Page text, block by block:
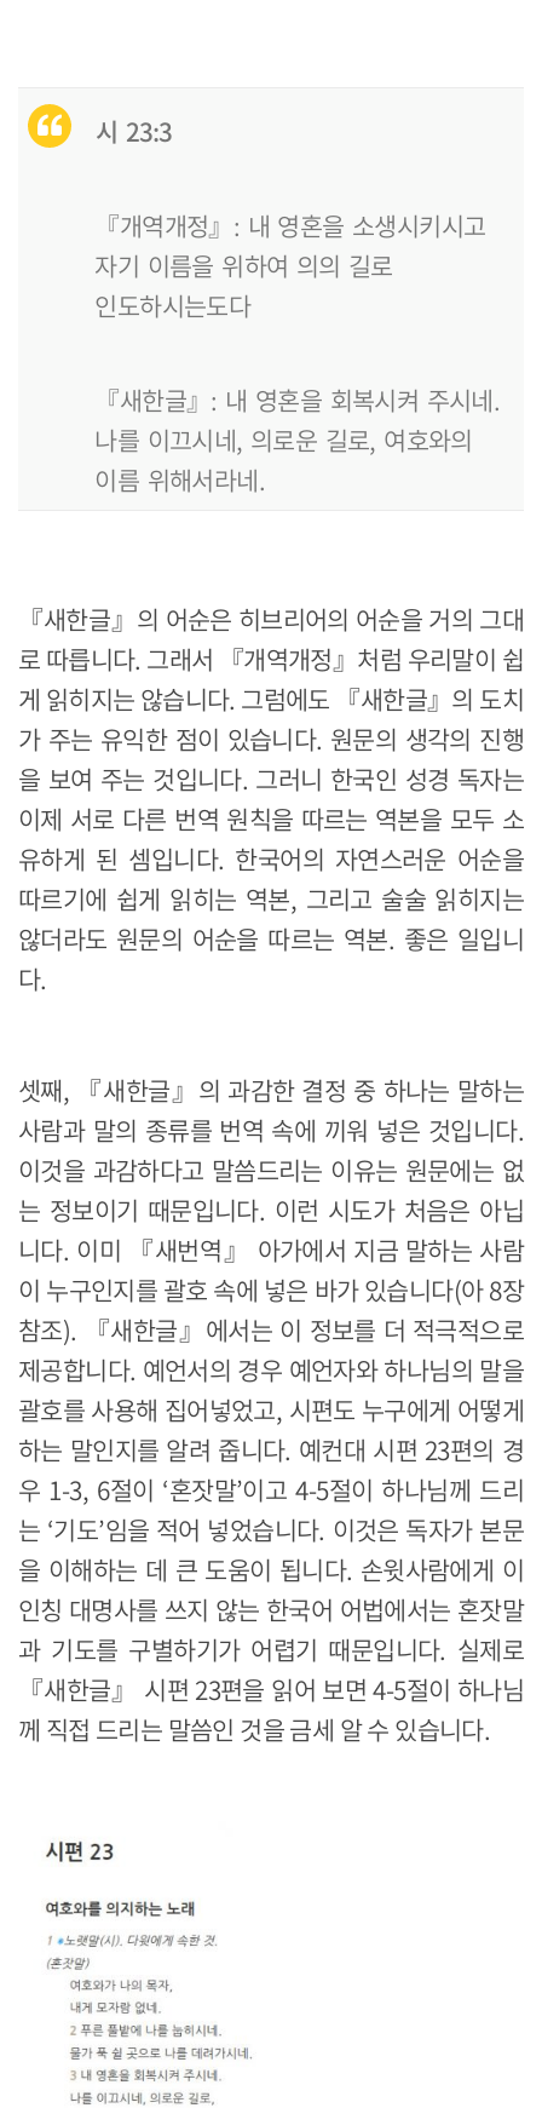
시 23:3
『개역개정』: 내 영혼을 소생시키시고
자기 이름을 위하여 의의 길로
인도하시는도다
『새한글』: 내 영혼을 회복시켜 주시네.
나를 이끄시네, 의로운 길로, 여호와의
이름 위해서라네.
『새한글』의 어순은 히브리어의 어순을 거의 그대
로 따릅니다. 그래서 『개역개정』처럼 우리말이 쉽
게 읽히지는 않습니다. 그럼에도 『새한글』의 도치
가 주는 유익한 점이 있습니다. 원문의 생각의 진행
을 보여 주는 것입니다. 그러니 한국인 성경 독자는
이제 서로 다른 번역 원칙을 따르는 역본을 모두 소
유하게 된 셈입니다. 한국어의 자연스러운 어순을
따르기에 쉽게 읽히는 역본, 그리고 술술 읽히지는
않더라도 원문의 어순을 따르는 역본. 좋은 일입니
다.
셋째, 『새한글』의 과감한 결정 중 하나는 말하는
사람과 말의 종류를 번역 속에 끼워 넣은 것입니다.
이것을 과감하다고 말씀드리는 이유는 원문에는 없
는 정보이기 때문입니다. 이런 시도가 처음은 아닙
니다. 이미 『새번역』 아가에서 지금 말하는 사람
이 누구인지를 괄호 속에 넣은 바가 있습니다(아 8장
참조). 『새한글』에서는 이 정보를 더 적극적으로
제공합니다. 예언서의 경우 예언자와 하나님의 말을
괄호를 사용해 집어넣었고, 시편도 누구에게 어떻게
하는 말인지를 알려 줍니다. 예컨대 시편 23편의 경
우 1-3, 6절이 ‘혼잣말’이고 4-5절이 하나님께 드리
는 ‘기도’임을 적어 넣었습니다. 이것은 독자가 본문
을 이해하는 데 큰 도움이 됩니다. 손윗사람에게 이
인칭 대명사를 쓰지 않는 한국어 어법에서는 혼잣말
과 기도를 구별하기가 어렵기 때문입니다. 실제로
『새한글』 시편 23편을 읽어 보면 4-5절이 하나님
께 직접 드리는 말씀인 것을 금세 알 수 있습니다.